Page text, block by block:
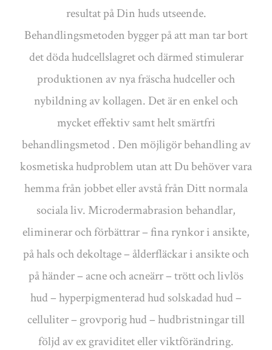
resultat på Din huds utseende.
Behandlingsmetoden bygger på att man tar bort
det döda hudcellslagret och därmed stimulerar
produktionen av nya fräscha hudceller och
nybildning av kollagen. Det är en enkel och
mycket effektiv samt helt smärtfri
behandlingsmetod . Den möjligör behandling av
kosmetiska hudproblem utan att Du behöver vara
hemma från jobbet eller avstå från Ditt normala
sociala liv. Microdermabrasion behandlar,
eliminerar och förbättrar – fina rynkor i ansikte,
på hals och dekoltage – ålderfläckar i ansikte och
på händer – acne och acneärr – trött och livlös
hud – hyperpigmenterad hud solskadad hud –
celluliter – grovporig hud – hudbristningar till
följd av ex graviditet eller viktförändring.